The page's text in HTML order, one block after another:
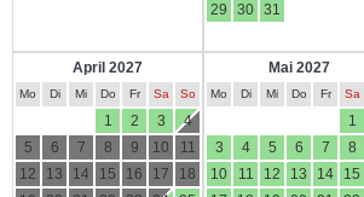
29
30 31
April 2027
Mo Di Mi Do Fr Sa So
1 2 3
4
5
6 7 8 9 10
11
12
13 14 15 16 17
18
Mai 2027
Mo Di Mi Do Fr Sa
1
3
4 5 6 7 8
10
11 12 13 14 15